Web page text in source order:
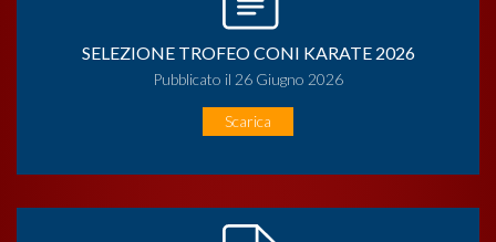
SELEZIONE TROFEO CONI KARATE 2026
Pubblicato il 26 Giugno 2026
Scarica